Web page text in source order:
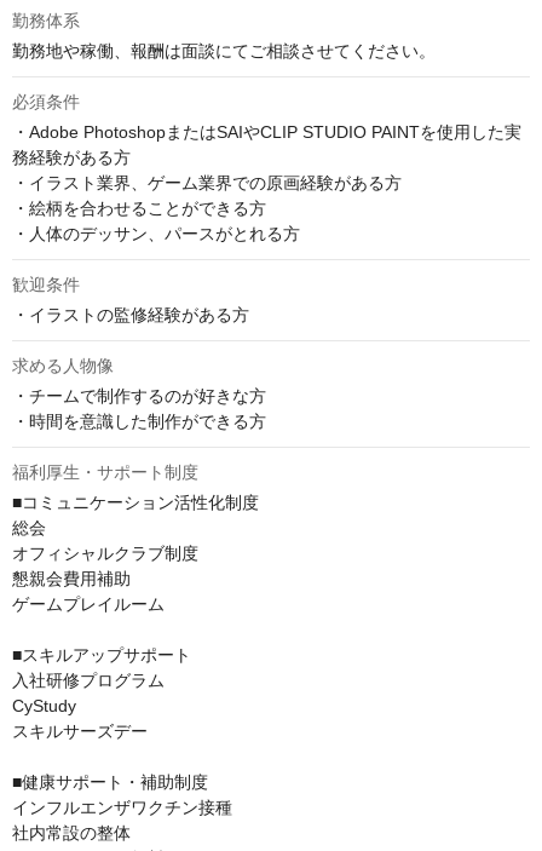
勤務体系
勤務地や稼働、報酬は面談にてご相談させてください。
必須条件
・Adobe PhotoshopまたはSAIやCLIP STUDIO PAINTを使用した実
務経験がある方
・イラスト業界、ゲーム業界での原画経験がある方
・絵柄を合わせることができる方
・人体のデッサン、パースがとれる方
歓迎条件
・イラストの監修経験がある方
求める人物像
・チームで制作するのが好きな方
・時間を意識した制作ができる方
福利厚生・サポート制度
■コミュニケーション活性化制度
総会
オフィシャルクラブ制度
懇親会費用補助
ゲームプレイルーム
■スキルアップサポート
入社研修プログラム
CyStudy
スキルサーズデー
■健康サポート・補助制度
インフルエンザワクチン接種
社内常設の整体